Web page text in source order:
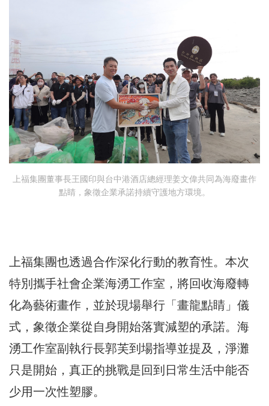
上福集團董事長王國印與台中港酒店總經理姜文偉共同為海廢畫作
點睛，象徵企業承諾持續守護地方環境。
上福集團也透過合作深化行動的教育性。本次
特別攜手社會企業海湧工作室，將回收海廢轉
化為藝術畫作，並於現場舉行「畫龍點睛」儀
式，象徵企業從自身開始落實減塑的承諾。海
湧工作室副執行長郭芙到場指導並提及，淨灘
只是開始，真正的挑戰是回到日常生活中能否
少用一次性塑膠。